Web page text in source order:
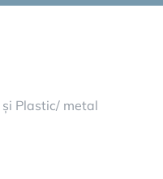
Plastic/ metal